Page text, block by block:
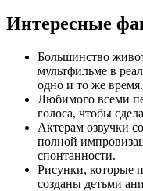
Интересные
Большинство
мультфильме в
одно и то же время.
Любимого всеми
голоса, чтобы
Актерам озвучки
полной
спонтанности.
Рисунки, которые
созданы детьми